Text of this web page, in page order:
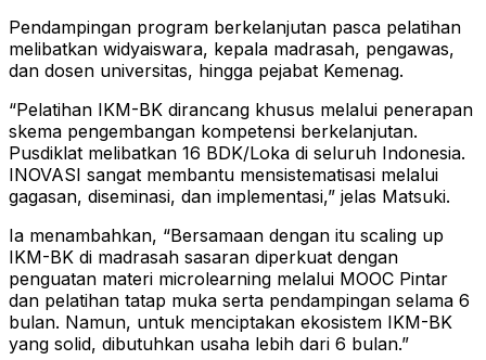
Pendampingan program berkelanjutan pasca pelatihan
melibatkan widyaiswara, kepala madrasah, pengawas,
dan dosen universitas, hingga pejabat Kemenag.
“Pelatihan IKM-BK dirancang khusus melalui penerapan
skema pengembangan kompetensi berkelanjutan.
Pusdiklat melibatkan 16 BDK/Loka di seluruh Indonesia.
INOVASI sangat membantu mensistematisasi melalui
gagasan, diseminasi, dan implementasi,” jelas Matsuki.
Ia menambahkan, “Bersamaan dengan itu scaling up
IKM-BK di madrasah sasaran diperkuat dengan
penguatan materi microlearning melalui MOOC Pintar
dan pelatihan tatap muka serta pendampingan selama 6
bulan. Namun, untuk menciptakan ekosistem IKM-BK
yang solid, dibutuhkan usaha lebih dari 6 bulan.”